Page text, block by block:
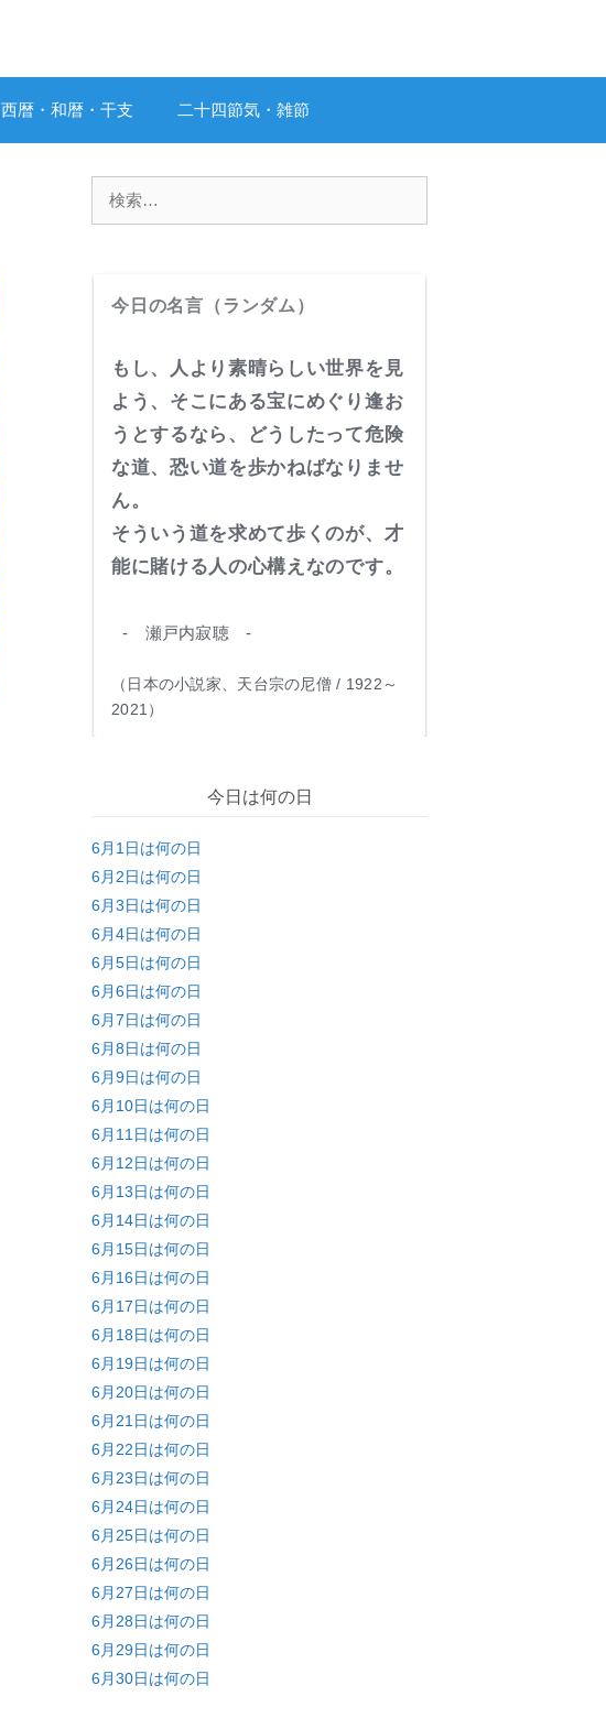
西暦・和暦・干支 二十四節気・雑節
今日の名言（ランダム）
もし、人より素晴らしい世界を見
よう、そこにある宝にめぐり逢お
うとするなら、どうしたって危険
な道、恐い道を歩かねばなりませ
ん。
そういう道を求めて歩くのが、才
能に賭ける人の心構えなのです。
- 瀬戸内寂聴 -
（日本の小説家、天台宗の尼僧 / 1922～
2021）
今日は何の日
6月1日は何の日
6月2日は何の日
6月3日は何の日
6月4日は何の日
6月5日は何の日
6月6日は何の日
6月7日は何の日
6月8日は何の日
6月9日は何の日
6月10日は何の日
6月11日は何の日
6月12日は何の日
6月13日は何の日
6月14日は何の日
6月15日は何の日
6月16日は何の日
6月17日は何の日
6月18日は何の日
6月19日は何の日
6月20日は何の日
6月21日は何の日
6月22日は何の日
6月23日は何の日
6月24日は何の日
6月25日は何の日
6月26日は何の日
6月27日は何の日
6月28日は何の日
6月29日は何の日
6月30日は何の日